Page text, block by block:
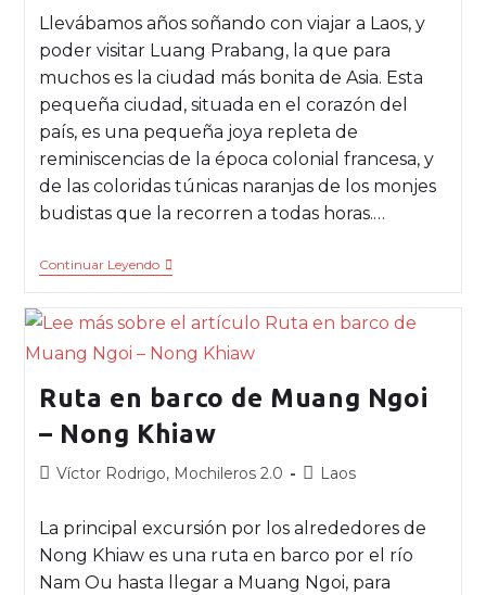
Llevábamos años soñando con viajar a Laos, y
poder visitar Luang Prabang, la que para
muchos es la ciudad más bonita de Asia. Esta
pequeña ciudad, situada en el corazón del
país, es una pequeña joya repleta de
reminiscencias de la época colonial francesa, y
de las coloridas túnicas naranjas de los monjes
budistas que la recorren a todas horas.…
Continuar Leyendo
Ruta en barco de Muang Ngoi
– Nong Khiaw
Víctor Rodrigo, Mochileros 2.0 Laos
La principal excursión por los alrededores de
Nong Khiaw es una ruta en barco por el río
Nam Ou hasta llegar a Muang Ngoi, para